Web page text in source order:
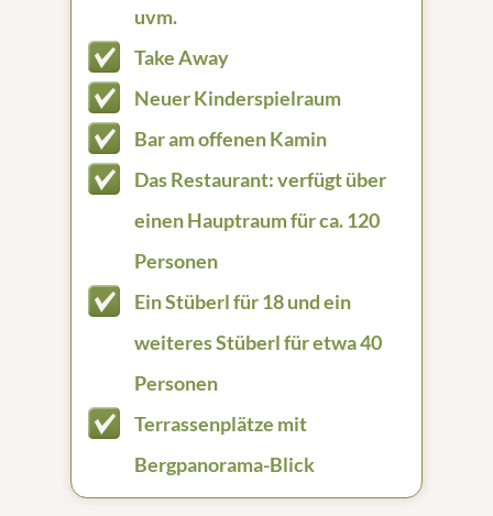
uvm.
Take Away
Neuer Kinderspielraum
Bar am offenen Kamin
Das Restaurant: verfügt über
einen Hauptraum für ca. 120
Personen
Ein Stüberl für 18 und ein
weiteres Stüberl für etwa 40
Personen
Terrassenplätze mit
Bergpanorama-Blick